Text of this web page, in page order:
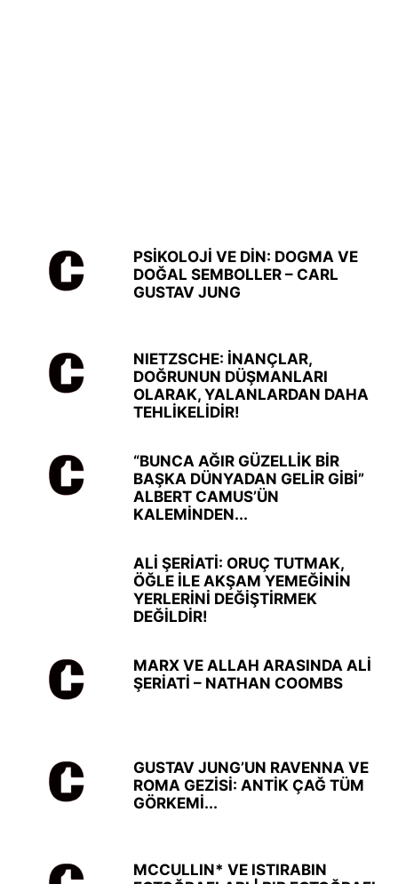
PSİKOLOJİ VE DİN: DOGMA VE
DOĞAL SEMBOLLER – CARL
GUSTAV JUNG
NIETZSCHE: İNANÇLAR,
DOĞRUNUN DÜŞMANLARI
OLARAK, YALANLARDAN DAHA
TEHLİKELİDİR!
“BUNCA AĞIR GÜZELLİK BİR
BAŞKA DÜNYADAN GELİR GİBİ”
ALBERT CAMUS’ÜN
KALEMİNDEN...
ALİ ŞERİATİ: ORUÇ TUTMAK,
ÖĞLE İLE AKŞAM YEMEĞİNİN
YERLERİNİ DEĞİŞTİRMEK
DEĞİLDİR!
MARX VE ALLAH ARASINDA ALİ
ŞERİATİ – NATHAN COOMBS
GUSTAV JUNG’UN RAVENNA VE
ROMA GEZİSİ: ANTİK ÇAĞ TÜM
GÖRKEMİ...
MCCULLIN* VE ISTIRABIN